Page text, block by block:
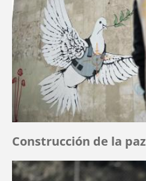
Construcción de la paz